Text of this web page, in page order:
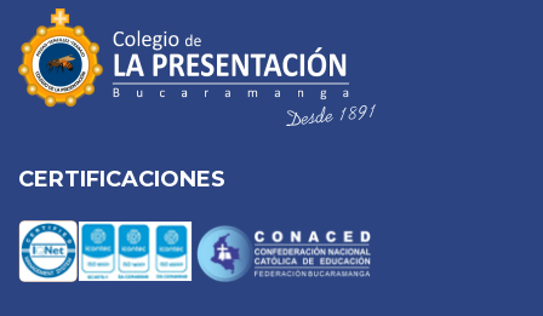
CERTIFICACIONES